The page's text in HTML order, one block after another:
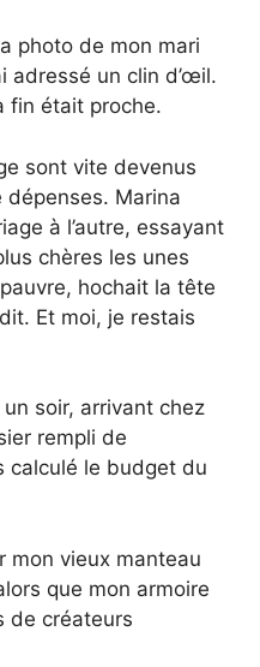
photo de mon mari
adressé un clin d’œil.
fin était proche.
sont vite devenus
Marina
à l’autre, essayant
chères les unes
hochait la tête
Et moi, je restais
soir, arrivant chez
rempli de
calculé le budget du
mon vieux manteau
que mon armoire
de créateurs